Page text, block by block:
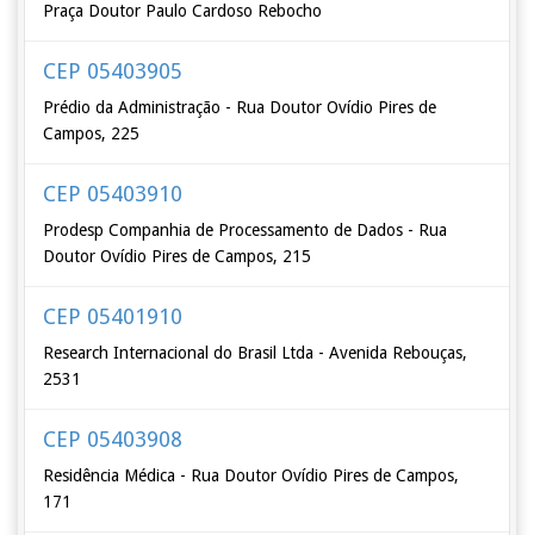
Praça Doutor Paulo Cardoso Rebocho
CEP 05403905
Prédio da Administração - Rua Doutor Ovídio Pires de
Campos, 225
CEP 05403910
Prodesp Companhia de Processamento de Dados - Rua
Doutor Ovídio Pires de Campos, 215
CEP 05401910
Research Internacional do Brasil Ltda - Avenida Rebouças,
2531
CEP 05403908
Residência Médica - Rua Doutor Ovídio Pires de Campos,
171